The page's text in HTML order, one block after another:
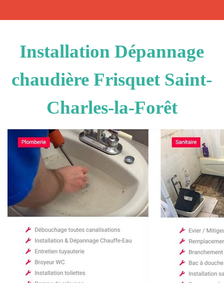
Installation Dépannage
chaudière Frisquet Saint-
Charles-la-Forêt